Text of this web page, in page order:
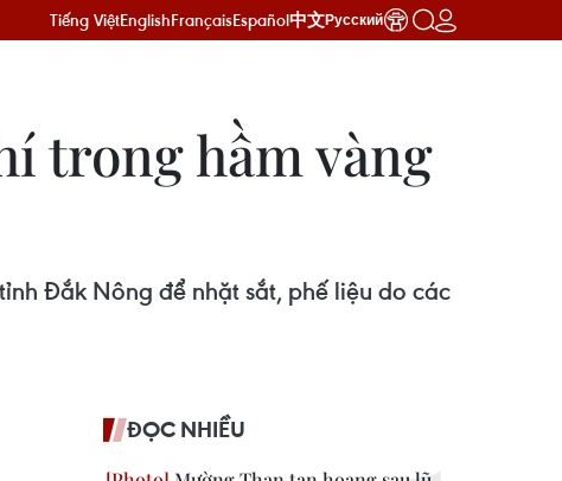
Tiếng ViệtEnglishFrançaisEspañol中文Русский
trong hầm vàng
Đắk Nông để nhặt sắt, phế liệu do các
ĐỌC NHIỀU